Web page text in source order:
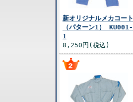
新オリジナルメカコート
（パターン1） KU001-
1
8,250円(税込)